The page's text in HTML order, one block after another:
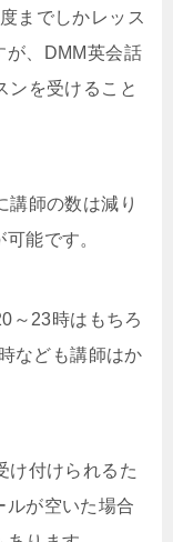
までしかレッス
が、DMM英会話
ンを受けること
講師の数は減り
能です。
～23時はもちろ
なども講師はか
け付けられるた
ルが空いた場合